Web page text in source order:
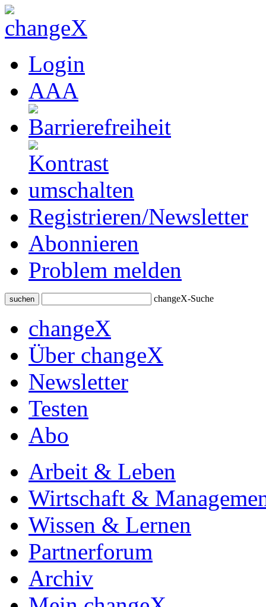
Login
AAA
Registrieren/Newsletter
Abonnieren
Problem melden
suchen changeX-Suche
changeX
Über changeX
Newsletter
Testen
Abo
Arbeit & Leben
Wirtschaft &
Wissen & Lernen
Partnerforum
Archiv